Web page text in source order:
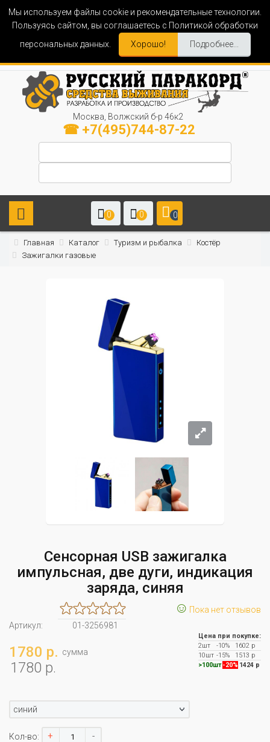
Мы используем файлы cookie и рекомендательные технологии.
Пользуясь сайтом, вы соглашаетесь с Политикой обработки
персональных данных.
Хорошо! Подробнее...
Москва, Волжский б-р 46к2
☎ +7(495)744-87-22
0 0 0
Главная Каталог Туризм и рыбалка
Костёр
Зажигалки газовые
Сенсорная USB зажигалка
импульсная, две дуги, индикация
заряда, синяя
☺ Пока нет отзывов
Артикул:
01-3256981
1780 р. сумма
1780 р.
Цена при покупке:
2шт
-10%
1602 р
10шт -15%
1513 р
>100шт -20% 1424 р
синий
Кол-во: + -